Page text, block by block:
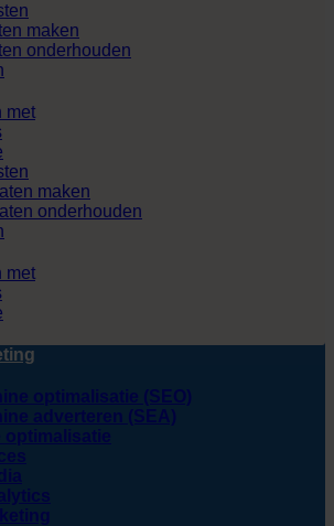
maken
onderhouden
met
maken
onderhouden
met
optimalisatie (SEO)
adverteren (SEA)
optimalisatie